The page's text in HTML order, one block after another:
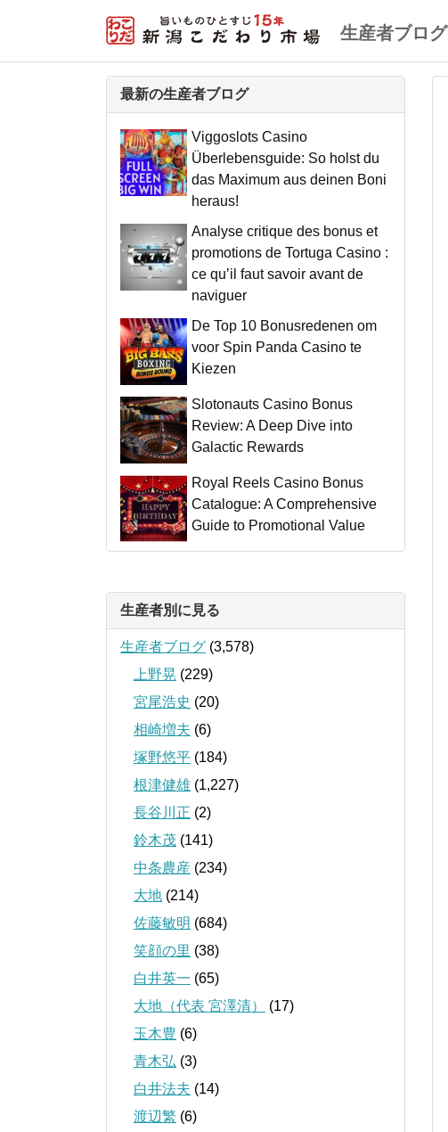
生産者ブログ
最新の生産者ブログ
Viggoslots Casino
Überlebensguide: So holst du
das Maximum aus deinen Boni
heraus!
Analyse critique des bonus et
promotions de Tortuga Casino :
ce qu’il faut savoir avant de
naviguer
De Top 10 Bonusredenen om
voor Spin Panda Casino te
Kiezen
Slotonauts Casino Bonus
Review: A Deep Dive into
Galactic Rewards
Royal Reels Casino Bonus
Catalogue: A Comprehensive
Guide to Promotional Value
生産者別に見る
生産者ブログ (3,578)
上野晃 (229)
宮尾浩史 (20)
相崎増夫 (6)
塚野悠平 (184)
根津健雄 (1,227)
長谷川正 (2)
鈴木茂 (141)
中条農産 (234)
大地 (214)
佐藤敏明 (684)
笑顔の里 (38)
白井英一 (65)
大地（代表 宮澤清）
(17)
玉木豊 (6)
青木弘 (3)
白井法夫 (14)
渡辺繁 (6)